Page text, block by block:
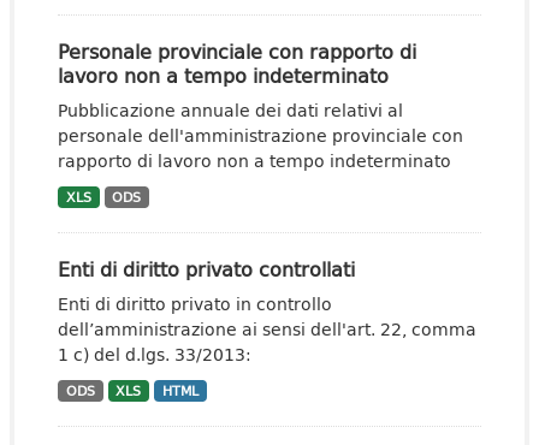
Personale provinciale con rapporto di
lavoro non a tempo indeterminato
Pubblicazione annuale dei dati relativi al
personale dell'amministrazione provinciale con
rapporto di lavoro non a tempo indeterminato
XLS ODS
Enti di diritto privato controllati
Enti di diritto privato in controllo
dell’amministrazione ai sensi dell'art. 22, comma
1 c) del d.lgs. 33/2013:
ODS XLS HTML